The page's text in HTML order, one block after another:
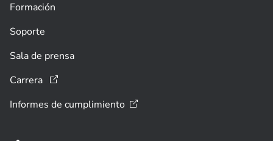
Formación
Soporte
Sala de prensa
Carrera
Informes de cumplimiento